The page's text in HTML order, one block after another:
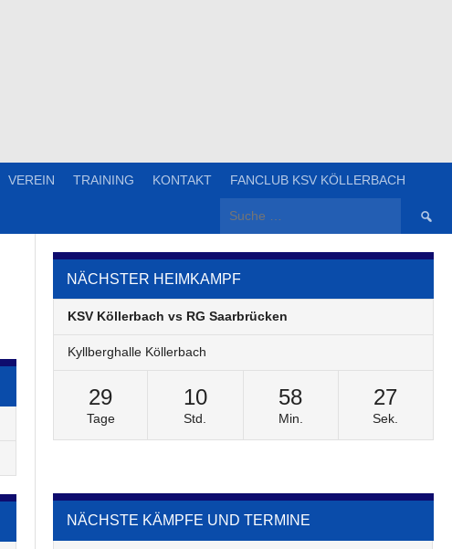
VEREIN TRAINING KONTAKT FANCLUB KSV KÖLLERBACH
Suche
NÄCHSTER HEIMKAMPF
KSV Köllerbach vs RG Saarbrücken
Kyllberghalle Köllerbach
29
Tage
10
Std.
58
Min.
27
Sek.
NÄCHSTE KÄMPFE UND TERMINE